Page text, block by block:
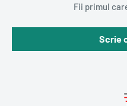
Fii primul
Scrie